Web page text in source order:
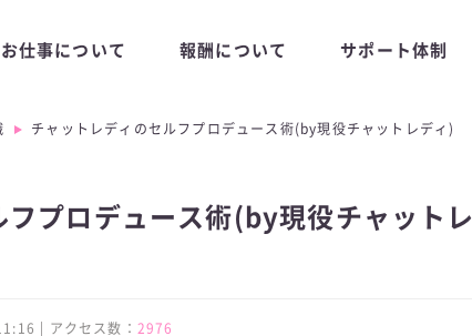
仕事について 報酬について サポート体制
チャットレディのセルフプロデュース術(by現役チャットレディ)
フプロデュース術(by現役チャットレ
| アクセス数： 2976